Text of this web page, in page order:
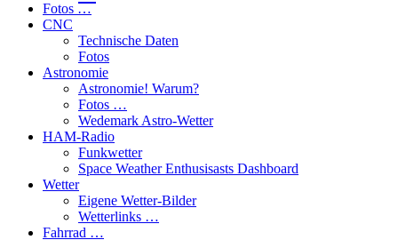
Fotos …
CNC
Technische Daten
Fotos
Astronomie
Astronomie! Warum?
Fotos …
Wedemark Astro-Wetter
HAM-Radio
Funkwetter
Space Weather Enthusisasts Dashboard
Wetter
Eigene Wetter-Bilder
Wetterlinks …
Fahrrad …